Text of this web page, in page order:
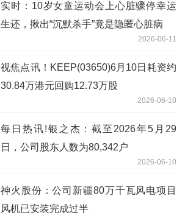
实时：10岁女童运动会上心脏骤停幸运
生还，揪出“沉默杀手”竟是隐匿心脏病
2026-06-11
视焦点讯！KEEP(03650)6月10日耗资约
30.84万港元回购12.73万股
2026-06-10
每日热讯!银之杰：截至2026年5月29
日，公司股东人数为80,342户
2026-06-10
神火股份：公司新疆80万千瓦风电项目
风机已安装完成过半